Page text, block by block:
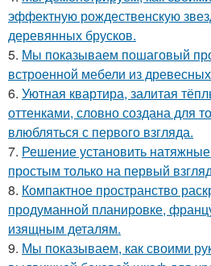
эффектную рождественскую
деревянных брусков.
5. Мы показываем пошаговый
встроенной мебели из
6. Уютная квартира, залитая
оттенками, словно создана для
влюбляться с первого взгляда.
7. Решение установить натяжные
простым только на первый
8. Компактное пространство
продуманной планировке,
изящным деталям.
9. Мы показываем, как своими